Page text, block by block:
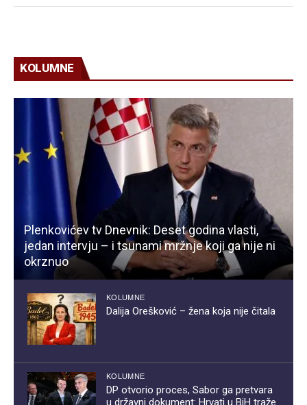
KOLUMNE
Plenkovićev tv Dnevnik: Deset godina vlasti,
jedan intervju – i tsunami mržnje koji ga nije ni
okrznuo
KOLUMNE
Dalija Orešković – žena koja nije čitala
KOLUMNE
DP otvorio proces, Sabor ga pretvara
u državni dokument: Hrvati u BiH traže